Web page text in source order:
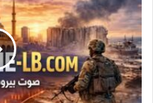
لبنان:
مراسل
الميادين
في
جنوب
لبنان:
اعتداء